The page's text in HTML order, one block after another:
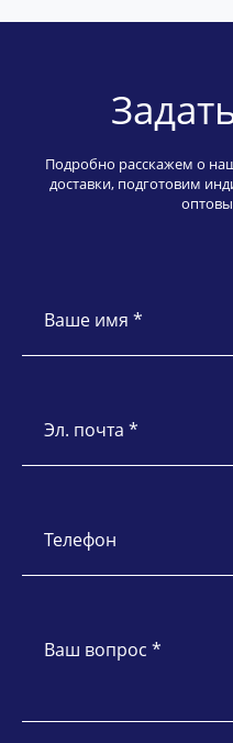
Подробно расскажем о
доставки, подготовим
Ваше имя *
Эл. почта *
Телефон
Ваш вопрос *